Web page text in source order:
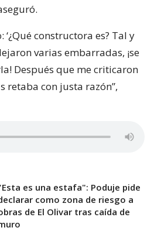
constructora es? Tal y
varias embarradas, ¡se
Después que me criticaron
retaba con justa razón”,
es una estafa": Poduje pide
como zona de riesgo a
de El Olivar tras caída de